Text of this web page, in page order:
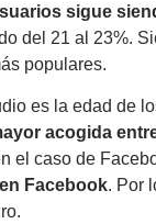
sigue
del 21 al 23%.
populares.
es la edad de
acogida
el caso de
Facebook. Por